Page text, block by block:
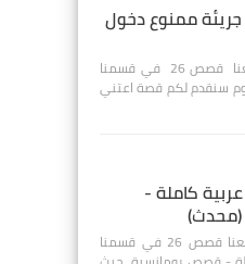
ممنوع دخول
مرحباً بكم أصدقائي وأحبابي في موقعنا قصص 26 في قسمنا
سنقدم لكم قصة اعتني
كاملة -
مرحباً بكم أصدقائي وأحبابي في موقعنا قصص 26 في قسمنا